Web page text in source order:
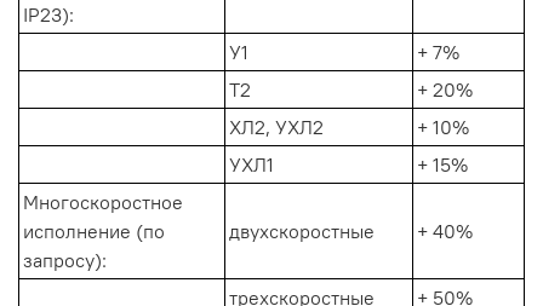
IP23):
У1
+ 7%
Т2
+ 20%
ХЛ2, УХЛ2
+ 10%
УХЛ1
+ 15%
Многоскоростное
исполнение (по
запросу):
двухскоростные + 40%
трехскоростные
+ 50%